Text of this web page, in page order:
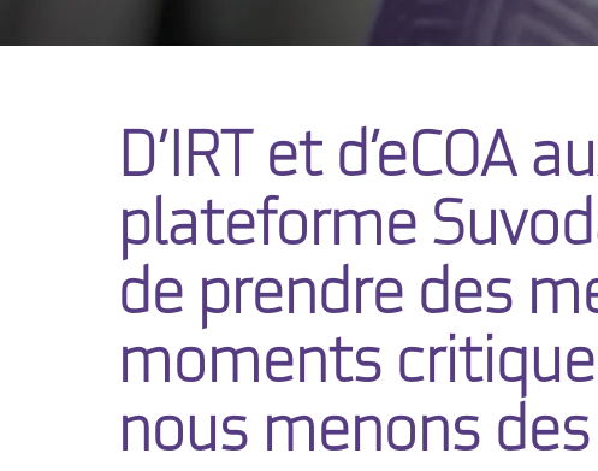
D’IRT et d’eCOA
plateforme
de prendre des
moments
nous menons